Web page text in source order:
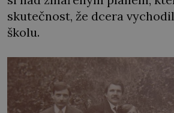
skutečnost, že dcera
školu.